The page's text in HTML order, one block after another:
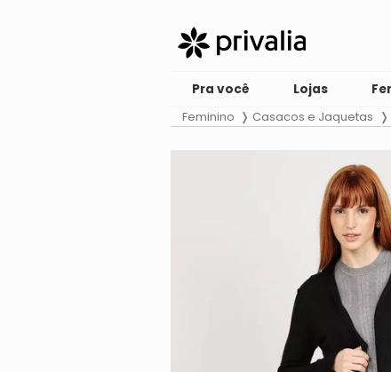
Pra você Lojas
Feminino Casacos e Jaquetas